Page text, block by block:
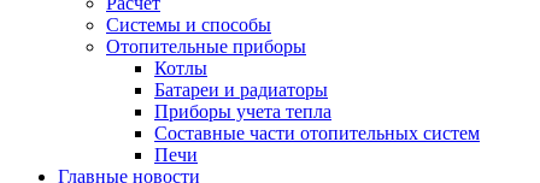
Системы и способы
Отопительные приборы
Котлы
Батареи и радиаторы
Приборы учета тепла
Составные части отопительных систем
Печи
Главные новости